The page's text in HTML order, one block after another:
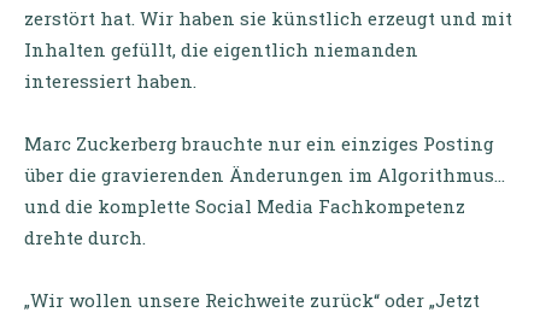
zerstört hat. Wir haben sie künstlich erzeugt und mit
Inhalten gefüllt, die eigentlich niemanden
interessiert haben.
Marc Zuckerberg brauchte nur ein einziges Posting
über die gravierenden Änderungen im Algorithmus…
und die komplette Social Media Fachkompetenz
drehte durch.
„Wir wollen unsere Reichweite zurück“ oder „Jetzt